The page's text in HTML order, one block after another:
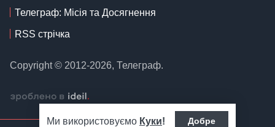
Ми використовуємо Куки! Добре
Телеграф: Місія та Досягнення
RSS стрічка
Copyright © 2012-2026, Телеграф.